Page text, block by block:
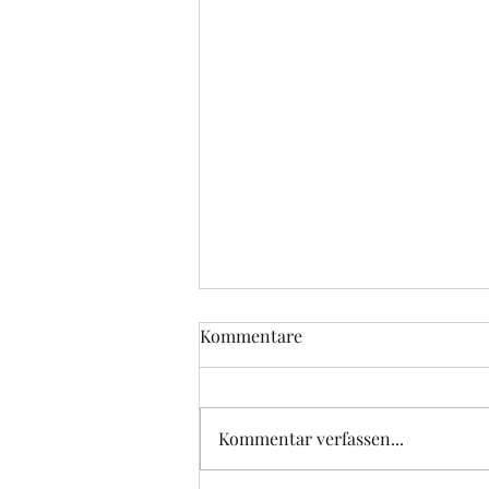
Kommentare
Kommentar verfassen...